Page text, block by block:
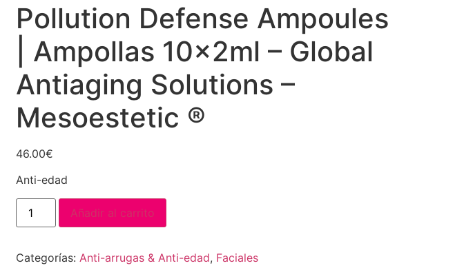
Pollution Defense Ampoules
| Ampollas 10x2ml – Global
Antiaging Solutions –
Mesoestetic ®
46.00€
Anti-edad
Añadir al carrito
Categorías: Anti-arrugas & Anti-edad, Faciales